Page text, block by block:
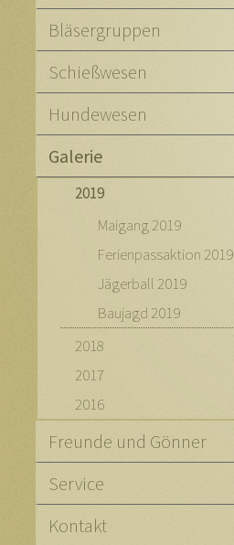
Bläsergruppen
Schießwesen
Hundewesen
Galerie
2019
Maigang 2019
Ferienpassaktion 2019
Jägerball 2019
Baujagd 2019
2018
2017
2016
Freunde und Gönner
Service
Kontakt